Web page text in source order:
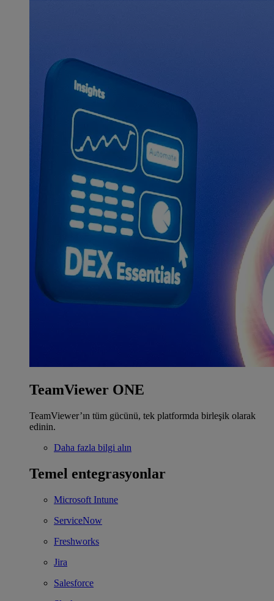
TeamViewer ONE
TeamViewer’ın tüm gücünü, tek platformda birleşik olarak
edinin.
Daha fazla bilgi alın
Temel entegrasyonlar
Microsoft Intune
ServiceNow
Freshworks
Jira
Salesforce